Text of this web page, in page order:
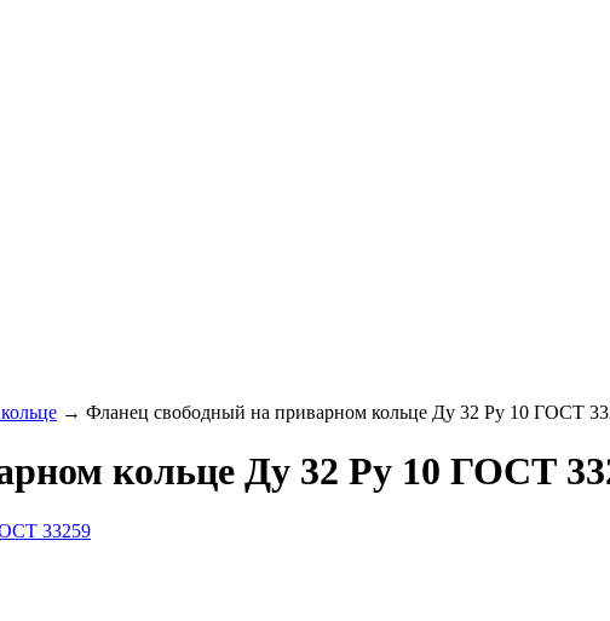
→ Фланец свободный на приварном кольце Ду 32 Ру 10 ГОСТ
кольце Ду 32 Ру 10 ГОСТ